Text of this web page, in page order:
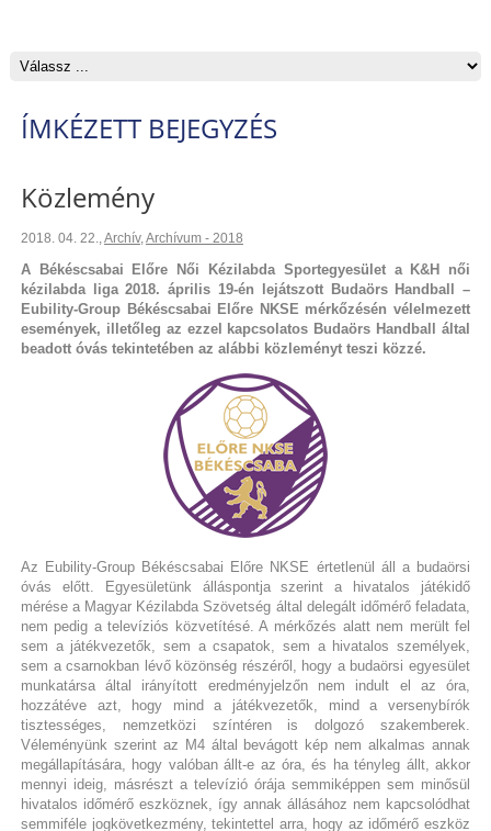
ÍMKÉZETT BEJEGYZÉS
Közlemény
2018. 04. 22.,Archív,Archívum - 2018
A Békéscsabai Előre Női Kézilabda Sportegyesület a K&H női
kézilabda liga 2018. április 19-én lejátszott Budaörs Handball –
Eubility-Group Békéscsabai Előre NKSE mérkőzésén vélelmezett
események, illetőleg az ezzel kapcsolatos Budaörs Handball által
beadott óvás tekintetében az alábbi közleményt teszi közzé.
Az Eubility-Group Békéscsabai Előre NKSE értetlenül áll a budaörsi
óvás előtt. Egyesületünk álláspontja szerint a hivatalos játékidő
mérése a Magyar Kézilabda Szövetség által delegált időmérő feladata,
nem pedig a televíziós közvetítésé. A mérkőzés alatt nem merült fel
sem a játékvezetők, sem a csapatok, sem a hivatalos személyek,
sem a csarnokban lévő közönség részéről, hogy a budaörsi egyesület
munkatársa által irányított eredményjelzőn nem indult el az óra,
hozzátéve azt, hogy mind a játékvezetők, mind a versenybírók
tisztességes, nemzetközi színtéren is dolgozó szakemberek.
Véleményünk szerint az M4 által bevágott kép nem alkalmas annak
megállapítására, hogy valóban állt-e az óra, és ha tényleg állt, akkor
mennyi ideig, másrészt a televízió órája semmiképpen sem minősül
hivatalos időmérő eszköznek, így annak állásához nem kapcsolódhat
semmiféle jogkövetkezmény, tekintettel arra, hogy az időmérő eszköz